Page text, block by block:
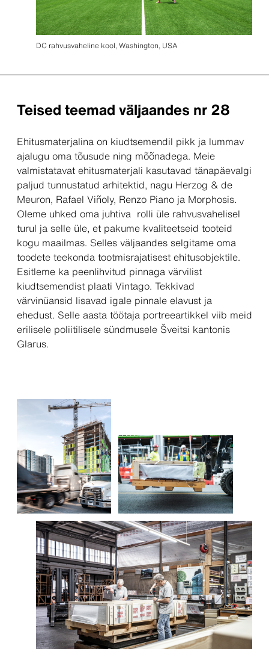
DC rahvusvaheline kool, Washington, USA
Teised teemad väljaandes nr 28
Ehitusmaterjalina on kiudtsemendil pikk ja lummav
ajalugu oma tõusude ning mõõnadega. Meie
valmistatavat ehitusmaterjali kasutavad tänapäevalgi
paljud tunnustatud arhitektid, nagu Herzog & de
Meuron, Rafael Viñoly, Renzo Piano ja Morphosis.
Oleme uhked oma juhtiva rolli üle rahvusvahelisel
turul ja selle üle, et pakume kvaliteetseid tooteid
kogu maailmas. Selles väljaandes selgitame oma
toodete teekonda tootmisrajatisest ehitusobjektile.
Esitleme ka peenlihvitud pinnaga värvilist
kiudtsemendist plaati Vintago. Tekkivad
värvinüansid lisavad igale pinnale elavust ja
ehedust. Selle aasta töötaja portreeartikkel viib meid
erilisele poliitilisele sündmusele Šveitsi kantonis
Glarus.